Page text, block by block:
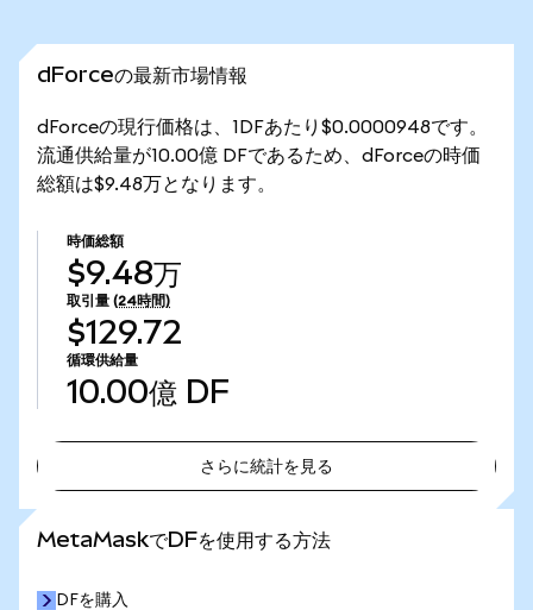
dForceの最新市場情報
dForceの現行価格は、1DFあたり$0.0000948です。
流通供給量が10.00億 DFであるため、dForceの時価
総額は$9.48万となります。
時価総額
$9.48万
取引量 (24時間)
$129.72
循環供給量
10.00億 DF
さらに統計を見る
MetaMaskでDFを使用する方法
DFを購入